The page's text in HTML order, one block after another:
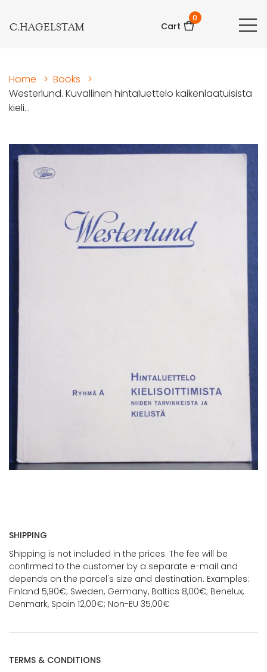
C.HAGELSTAM Cart
0
Home > Books
>
Westerlund. Kuvallinen hintaluettelo kaikenlaatuisista
kieli...
SHIPPING
Shipping is not included in the prices. The fee will be
confirmed to the customer by a separate e-mail and
depends on the parcel's size and destination. Examples:
Finland 5,90€; Sweden, Germany, Baltics 8,00€; Benelux,
Denmark, Spain 12,00€; Non-EU 35,00€
TERMS & CONDITIONS